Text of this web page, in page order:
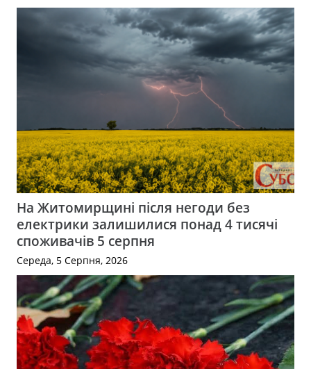
На Житомирщині після негоди без
електрики залишилися понад 4 тисячі
споживачів 5 серпня
Середа, 5 Серпня, 2026